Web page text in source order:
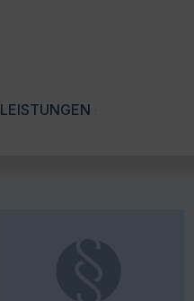
LEISTUNGEN